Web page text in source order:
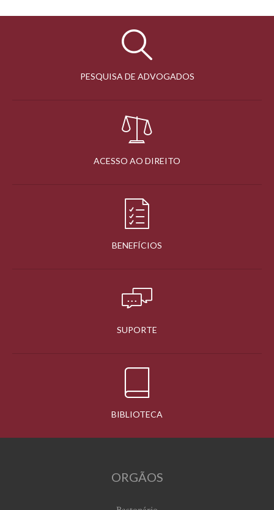
PESQUISA DE ADVOGADOS
ACESSO AO DIREITO
BENEFÍCIOS
SUPORTE
BIBLIOTECA
ORGÃOS